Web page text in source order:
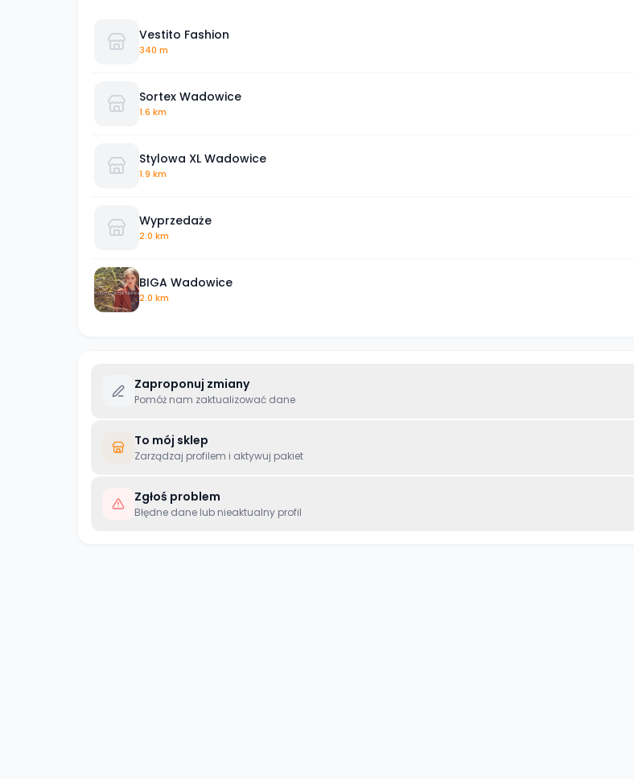
Vestito Fashion
340 m
Sortex Wadowice
1.6 km
Stylowa XL Wadowice
1.9 km
Wyprzedaże
2.0 km
BIGA Wadowice
2.0 km
Zaproponuj zmiany
Pomóż nam zaktualizować dane
To mój sklep
Zarządzaj profilem i aktywuj pakiet
Zgłoś problem
Błędne dane lub nieaktualny profil